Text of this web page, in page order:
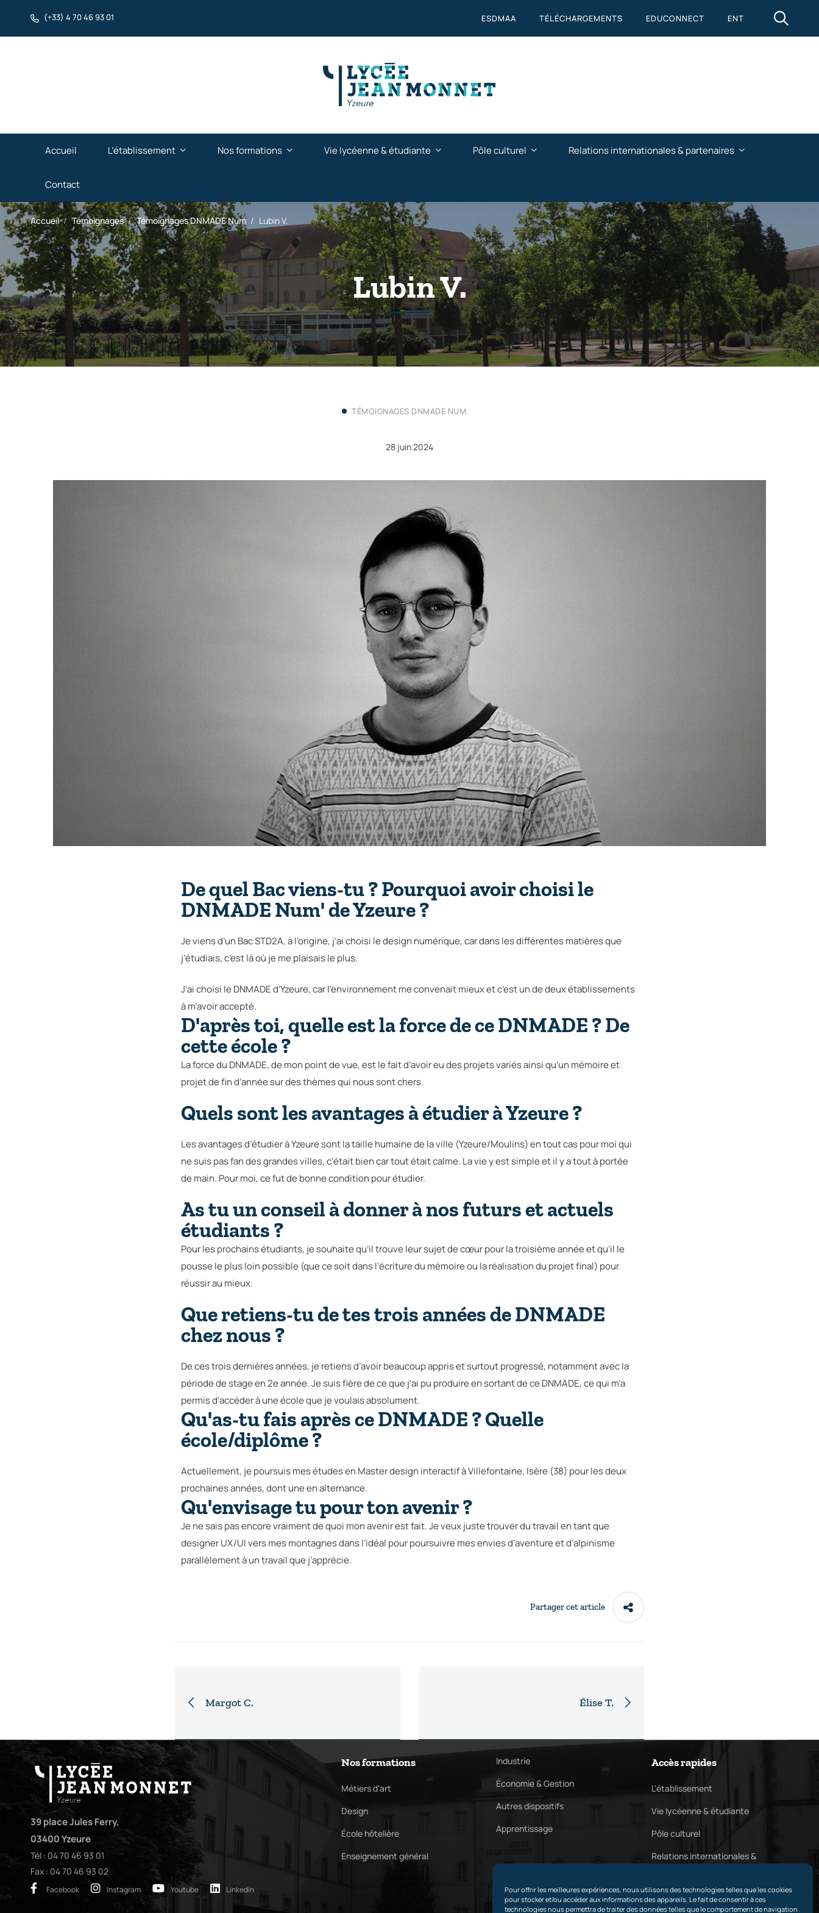
Pour offrir les meilleures expériences, nous utilisons des technologies telles que les cookies
pour stocker et/ou accéder aux informations des appareils. Le fait de consentir à ces
technologies nous permettra de traiter des données telles que le comportement de navigation
(+33) 4 70 46 93 01 ESDMAA TÉLÉCHARGEMENTS EDUCONNECT ENT
Accueil L’établissement Nos formations Vie lycéenne & étudiante Pôle culturel Relations internationales & partenaires
Contact
Accueil Témoignages Témoignages DNMADE Num Lubin V.
Lubin V.
TÉMOIGNAGES DNMADE NUM
28 juin 2024
De quel Bac viens-tu ? Pourquoi avoir choisi le
DNMADE Num' de Yzeure ?
Je viens d’un Bac STD2A, à l’origine, j’ai choisi le design numérique, car dans les différentes matières que
j’étudiais, c’est là où je me plaisais le plus.
J’ai choisi le DNMADE d’Yzeure, car l’environnement me convenait mieux et c’est un de deux établissements
à m’avoir accepté.
D'après toi, quelle est la force de ce DNMADE ? De
cette école ?
La force du DNMADE, de mon point de vue, est le fait d’avoir eu des projets variés ainsi qu’un mémoire et
projet de fin d’année sur des thèmes qui nous sont chers.
Quels sont les avantages à étudier à Yzeure ?
Les avantages d’étudier à Yzeure sont la taille humaine de la ville (Yzeure/Moulins) en tout cas pour moi qui
ne suis pas fan des grandes villes, c’était bien car tout était calme. La vie y est simple et il y a tout à portée
de main. Pour moi, ce fut de bonne condition pour étudier.
As tu un conseil à donner à nos futurs et actuels
étudiants ?
Pour les prochains étudiants, je souhaite qu’il trouve leur sujet de cœur pour la troisième année et qu’il le
pousse le plus loin possible (que ce soit dans l’écriture du mémoire ou la réalisation du projet final) pour
réussir au mieux.
Que retiens-tu de tes trois années de DNMADE
chez nous ?
De ces trois dernières années, je retiens d’avoir beaucoup appris et surtout progressé, notamment avec la
période de stage en 2e année. Je suis fière de ce que j’ai pu produire en sortant de ce DNMADE, ce qui m’a
permis d’accéder à une école que je voulais absolument.
Qu'as-tu fais après ce DNMADE ? Quelle
école/diplôme ?
Actuellement, je poursuis mes études en Master design interactif à Villefontaine, Isère (38) pour les deux
prochaines années, dont une en alternance.
Qu'envisage tu pour ton avenir ?
Je ne sais pas encore vraiment de quoi mon avenir est fait. Je veux juste trouver du travail en tant que
designer UX/UI vers mes montagnes dans l’idéal pour poursuivre mes envies d’aventure et d’alpinisme
parallèlement à un travail que j’apprécie.
Partager cet article
Margot C. Élise T.
39 place Jules Ferry,
03400 Yzeure
Tél : 04 70 46 93 01
Fax : 04 70 46 93 02
Facebook Instagram Youtube Linkedin
Nos formations
Métiers d'art
Design
École hôtelière
Enseignement général
Industrie
Économie & Gestion
Autres dispositifs
Apprentissage
Accès rapides
L'établissement
Vie lycéenne & étudiante
Pôle culturel
Relations internationales &
Contact